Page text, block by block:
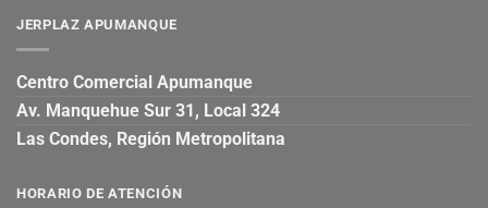
JERPLAZ APUMANQUE
Centro Comercial Apumanque
Av. Manquehue Sur 31, Local 324
Las Condes, Región Metropolitana
HORARIO DE ATENCIÓN